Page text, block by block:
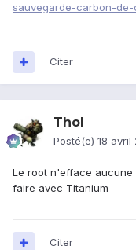
sauvegarde-carbon-
Citer
Thol
Posté(e) 18 avril
Le root n'efface aucune
faire avec Titanium
Citer